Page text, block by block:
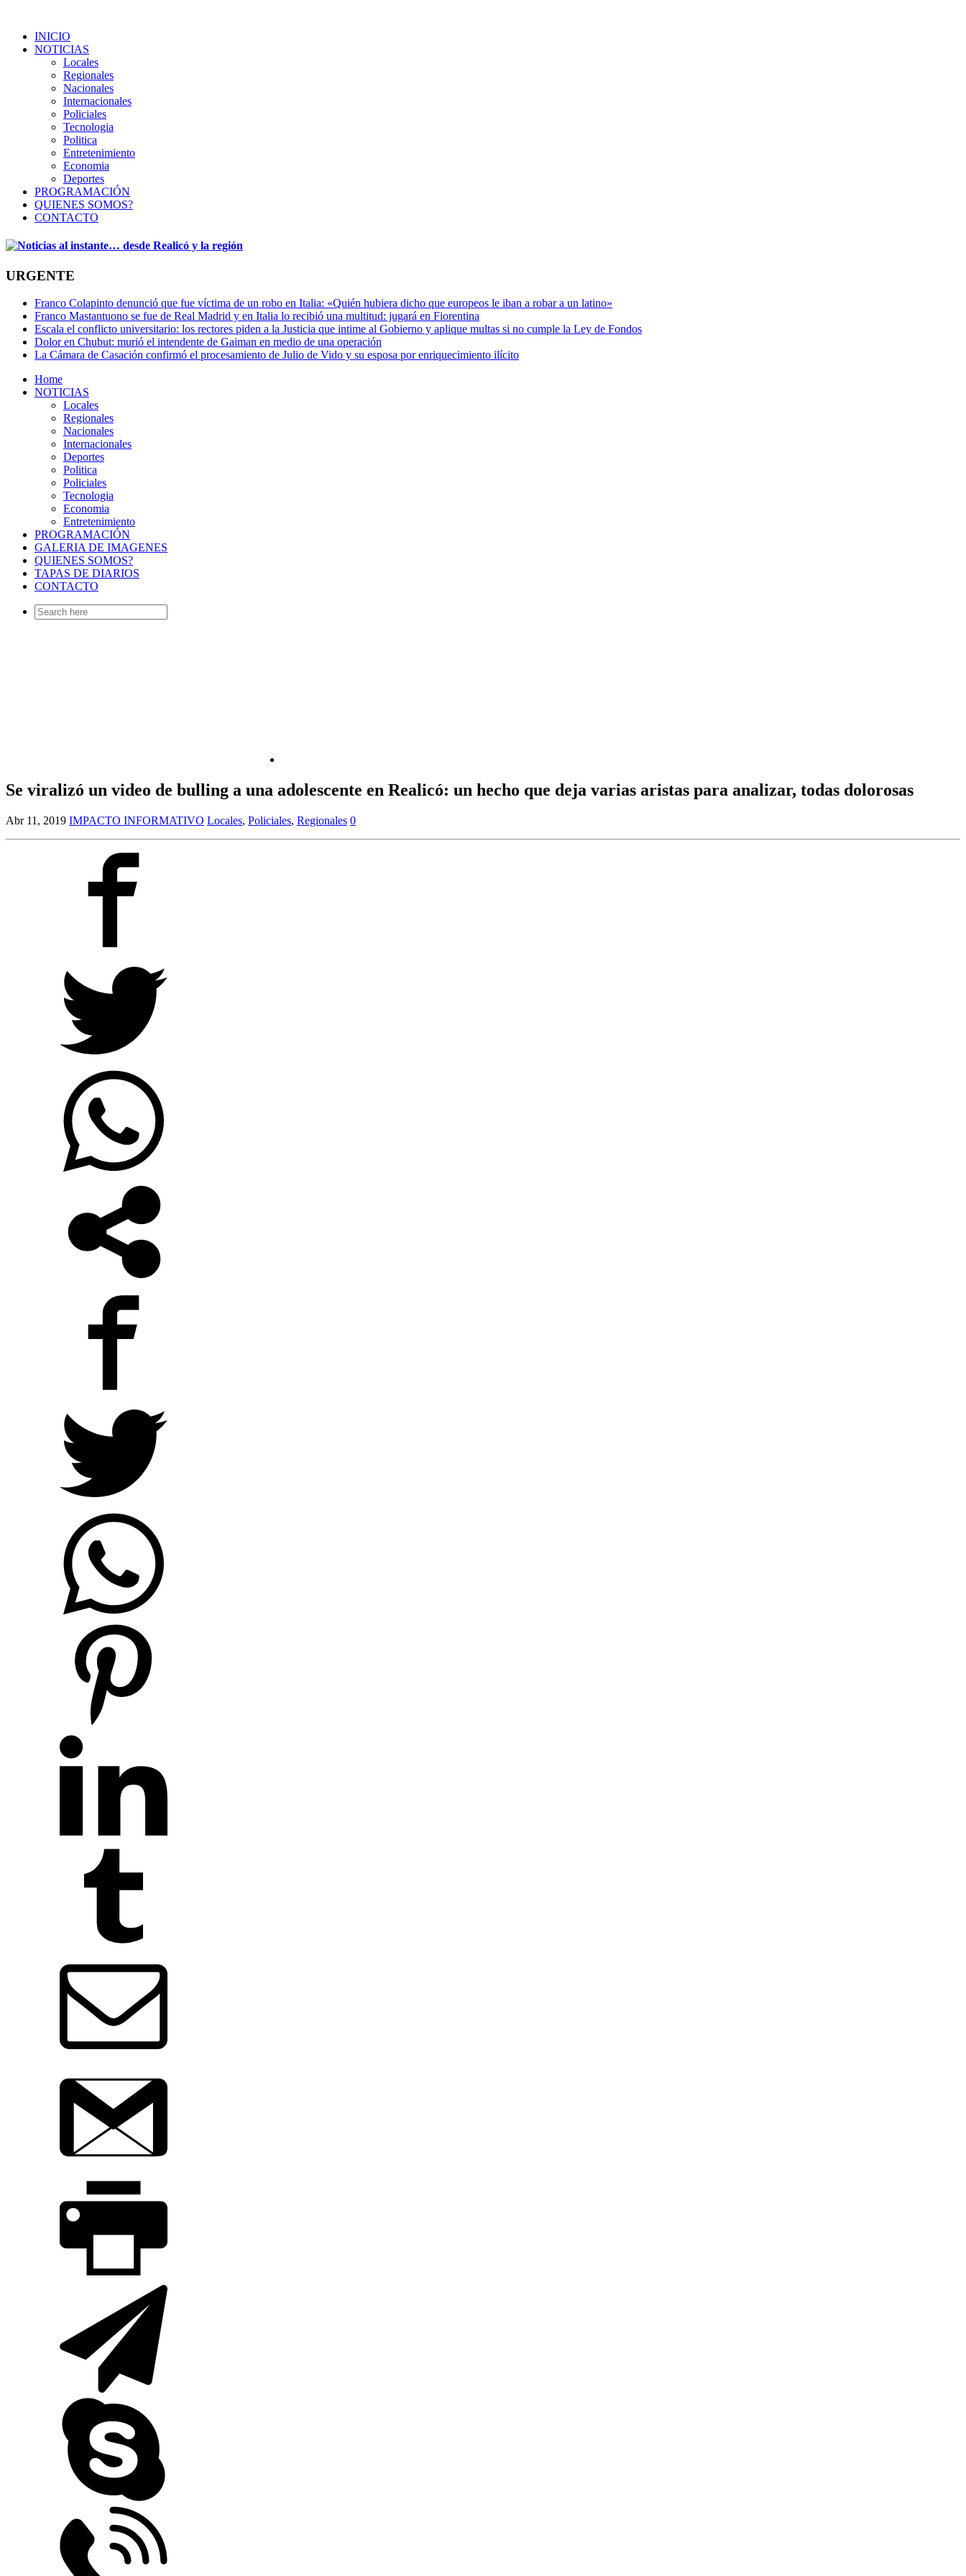
INICIO
NOTICIAS
Locales
Regionales
Nacionales
Internacionales
Policiales
Tecnologia
Politica
Entretenimiento
Economia
Deportes
PROGRAMACIÓN
QUIENES SOMOS?
CONTACTO
URGENTE
Franco Colapinto denunció que fue víctima de un robo en Italia: «Quién hubiera dicho que europeos le iban a robar a un latino»
Franco Mastantuono se fue de Real Madrid y en Italia lo recibió una multitud: jugará en Fiorentina
Escala el conflicto universitario: los rectores piden a la Justicia que intime al Gobierno y aplique multas si no cumple la Ley de Fondos
Dolor en Chubut: murió el intendente de Gaiman en medio de una operación
La Cámara de Casación confirmó el procesamiento de Julio de Vido y su esposa por enriquecimiento ilícito
Home
NOTICIAS
Locales
Regionales
Nacionales
Internacionales
Deportes
Politica
Policiales
Tecnologia
Economia
Entretenimiento
PROGRAMACIÓN
GALERIA DE IMAGENES
QUIENES SOMOS?
TAPAS DE DIARIOS
CONTACTO
Search
for:
Se viralizó un video de bulling a una adolescente en Realicó: un hecho que deja varias aristas para analizar, todas dolorosas
Abr 11, 2019 IMPACTO INFORMATIVO Locales, Policiales, Regionales 0